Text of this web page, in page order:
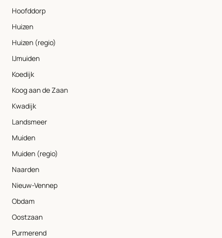
Hoofddorp
Huizen
Huizen (regio)
IJmuiden
Koedijk
Koog aan de Zaan
Kwadijk
Landsmeer
Muiden
Muiden (regio)
Naarden
Nieuw-Vennep
Obdam
Oostzaan
Purmerend